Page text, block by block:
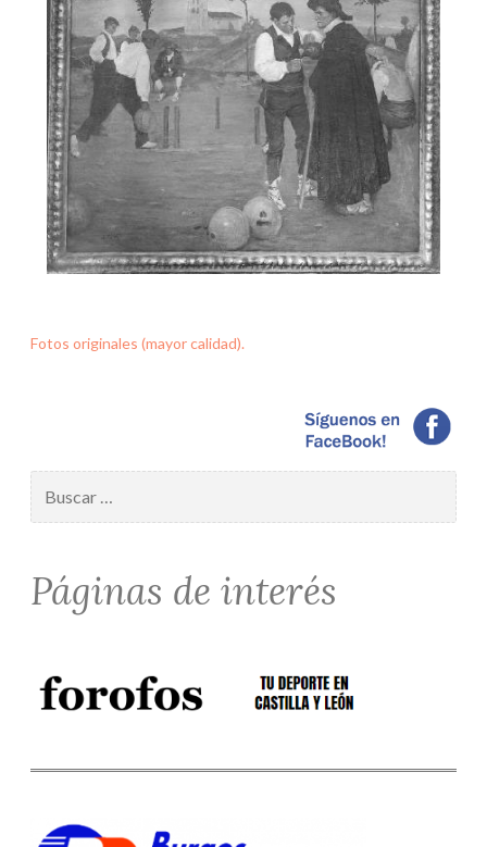
Fotos originales (mayor calidad).
Páginas de interés